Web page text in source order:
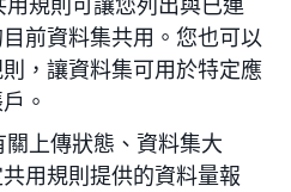
前資料集共用。您也可以
，讓資料集可用於特定應
。
關上傳狀態、資料集大
用規則提供的資料量報